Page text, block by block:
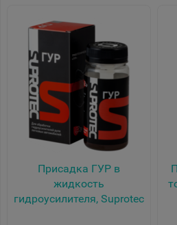
Присадка ГУР в
жидкость
гидроусилителя, Suprotec